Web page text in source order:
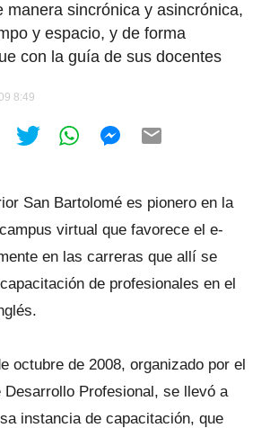
manera sincrónica y asincrónica,
y espacio, y de forma
con la guía de sus docentes
8:49
San Bartolomé es pionero en la
virtual que favorece el e-
en las carreras que allí se
de profesionales en el
octubre de 2008, organizado por el
Desarrollo Profesional, se llevó a
instancia de capacitación, que